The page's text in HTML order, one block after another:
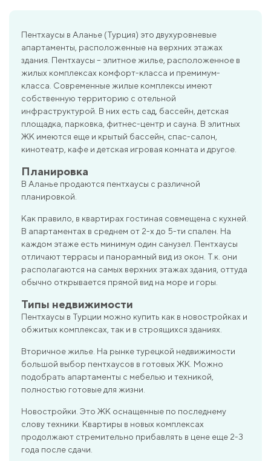
Пентхаусы в Аланье (Турция) это двухуровневые
апартаменты, расположенные на верхних этажах
здания. Пентхаусы – элитное жилье, расположенное в
жилых комплексах комфорт-класса и премимум-
класса. Современные жилые комплексы имеют
собственную территорию с отельной
инфраструктурой. В них есть сад, бассейн, детская
площадка, парковка, фитнес-центр и сауна. В элитных
ЖК имеются еще и крытый бассейн, спас-салон,
кинотеатр, кафе и детская игровая комната и другое.
Планировка
В Аланье продаются пентхаусы с различной
планировкой.
Как правило, в квартирах гостиная совмещена с кухней.
В апартаментах в среднем от 2-х до 5-ти спален. На
каждом этаже есть минимум один санузел. Пентхаусы
отличают террасы и панорамный вид из окон. Т.к. они
располагаются на самых верхних этажах здания, оттуда
обычно открывается прямой вид на море и горы.
Типы недвижимости
Пентхаусы в Турции можно купить как в новостройках и
обжитых комплексах, так и в строящихся зданиях.
Вторичное жилье. На рынке турецкой недвижимости
большой выбор пентхаусов в готовых ЖК. Можно
подобрать апартаменты с мебелью и техникой,
полностью готовые для жизни.
Новостройки. Это ЖК оснащенные по последнему
слову техники. Квартиры в новых комплексах
продолжают стремительно прибавлять в цене еще 2-3
года после сдачи.